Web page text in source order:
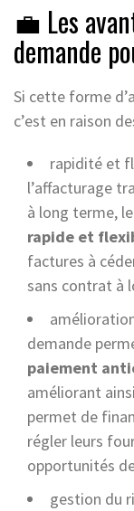
💼 Les
demande
Si cette forme
c’est en raison
rapidité et
l’affacturage
à long terme, le
rapide et
factures à
sans contrat à
demande
paiement
améliorant
permet de
régler leurs
opportunités
gestion du